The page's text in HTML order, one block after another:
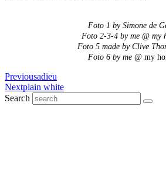
Foto 1 by Simone de
Foto 2-3-4 by me @ my
Foto 5 made by Clive
Foto 6 by me @ my
Previousadieu
Nextplain white
Search